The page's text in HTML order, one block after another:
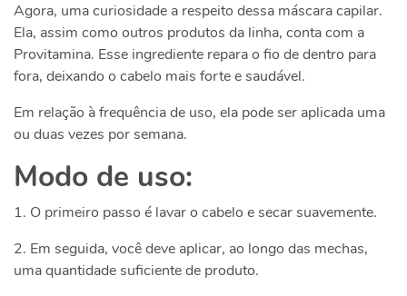
Agora, uma curiosidade a respeito dessa máscara capilar.
Ela, assim como outros produtos da linha, conta com a
Provitamina. Esse ingrediente repara o fio de dentro para
fora, deixando o cabelo mais forte e saudável.
Em relação à frequência de uso, ela pode ser aplicada uma
ou duas vezes por semana.
Modo de uso:
1. O primeiro passo é lavar o cabelo e secar suavemente.
2. Em seguida, você deve aplicar, ao longo das mechas,
uma quantidade suficiente de produto.